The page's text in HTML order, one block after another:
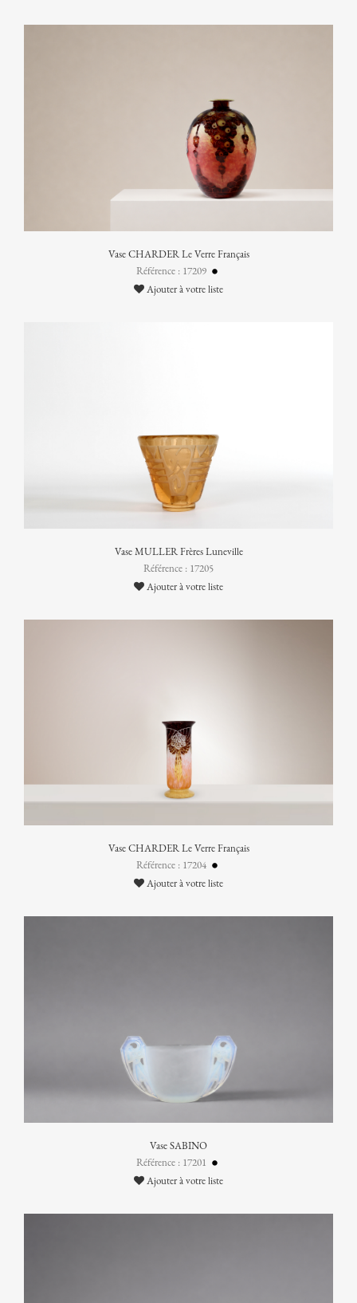
Vase CHARDER Le Verre Français
Référence : 17209
Ajouter à votre liste
Vase MULLER Frères Luneville
Référence : 17205
Ajouter à votre liste
Vase CHARDER Le Verre Français
Référence : 17204
Ajouter à votre liste
Vase SABINO
Référence : 17201
Ajouter à votre liste